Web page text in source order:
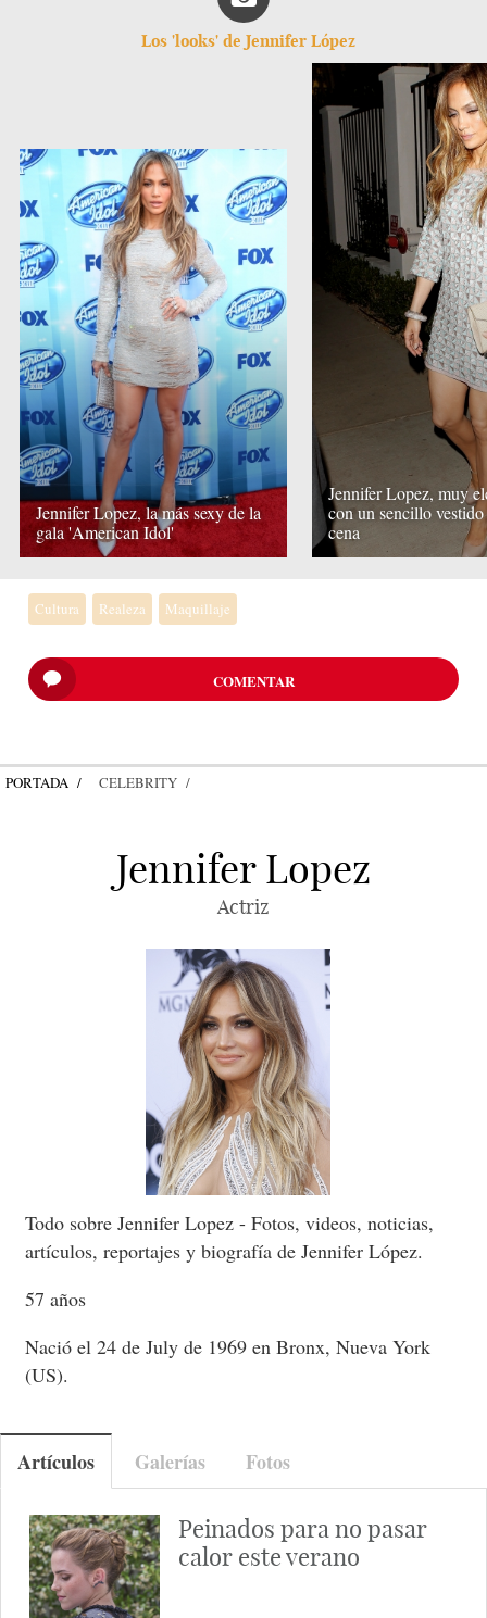
Los 'looks' de Jennifer López
Jennifer Lopez, la más sexy de la
gala 'American Idol'
Jennifer Lopez, muy
con un sencillo
cena
Cultura Realeza Maquillaje
COMENTAR
PORTADA CELEBRITY
Jennifer Lopez
Actriz
Todo sobre Jennifer Lopez - Fotos, videos, noticias,
artículos, reportajes y biografía de Jennifer López.
57 años
Nació el 24 de July de 1969 en Bronx, Nueva York
(US).
Artículos Galerías Fotos
Peinados para no pasar
calor este verano